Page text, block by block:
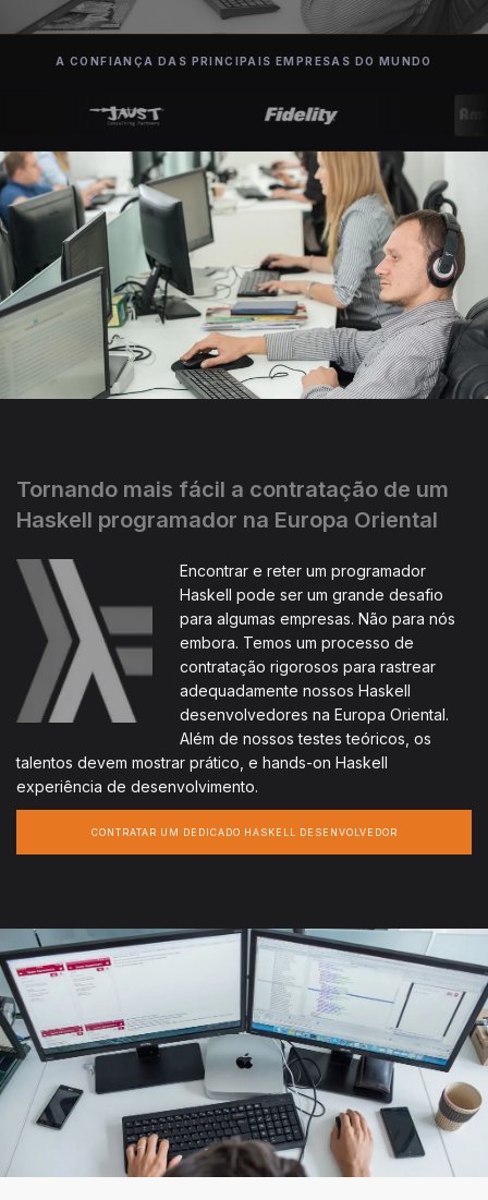
A CONFIANÇA DAS PRINCIPAIS EMPRESAS DO MUNDO
Tornando mais fácil a contratação de um
Haskell programador na Europa Oriental
Encontrar e reter um programador
Haskell pode ser um grande desafio
para algumas empresas. Não para nós
embora. Temos um processo de
contratação rigorosos para rastrear
adequadamente nossos Haskell
desenvolvedores na Europa Oriental.
Além de nossos testes teóricos, os
talentos devem mostrar prático, e hands-on Haskell
experiência de desenvolvimento.
CONTRATAR UM DEDICADO HASKELL DESENVOLVEDOR